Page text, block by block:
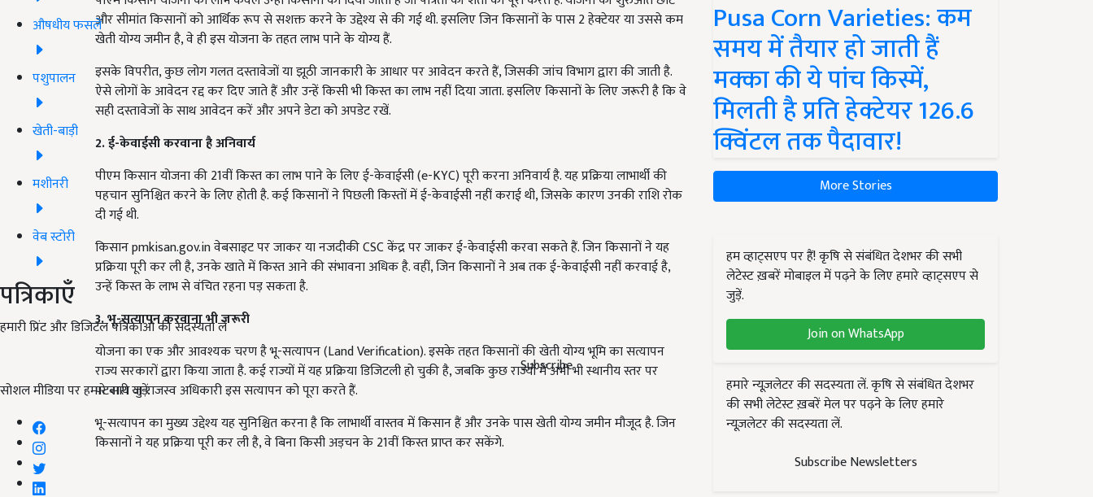
औषधीय फसलें
पशुपालन
खेती-बाड़ी
मशीनरी
वेब स्टोरी
पत्रिकाएँ
हमारी प्रिंट और डिजिटल पत्रिकाओं की सदस्यता लें
Subscribe
सोशल मीडिया पर हमारे साथ जुड़ें:
और सीमांत किसानों को आर्थिक रूप से सशक्त करने के उद्देश्य से की गई थी. इसलिए जिन किसानों के पास 2 हेक्टेयर या उससे कम
खेती योग्य जमीन है, वे ही इस योजना के तहत लाभ पाने के योग्य हैं.
इसके विपरीत, कुछ लोग गलत दस्तावेजों या झूठी जानकारी के आधार पर आवेदन करते हैं, जिसकी जांच विभाग द्वारा की जाती है.
ऐसे लोगों के आवेदन रद्द कर दिए जाते हैं और उन्हें किसी भी किस्त का लाभ नहीं दिया जाता. इसलिए किसानों के लिए जरूरी है कि वे
सही दस्तावेजों के साथ आवेदन करें और अपने डेटा को अपडेट रखें.
2. ई-केवाईसी करवाना है अनिवार्य
पीएम किसान योजना की 21वीं किस्त का लाभ पाने के लिए ई-केवाईसी (e-KYC) पूरी करना अनिवार्य है. यह प्रक्रिया लाभार्थी की
पहचान सुनिश्चित करने के लिए होती है. कई किसानों ने पिछली किस्तों में ई-केवाईसी नहीं कराई थी, जिसके कारण उनकी राशि रोक
दी गई थी.
किसान pmkisan.gov.in वेबसाइट पर जाकर या नजदीकी CSC केंद्र पर जाकर ई-केवाईसी करवा सकते हैं. जिन किसानों ने यह
प्रक्रिया पूरी कर ली है, उनके खाते में किस्त आने की संभावना अधिक है. वहीं, जिन किसानों ने अब तक ई-केवाईसी नहीं करवाई है,
उन्हें किस्त के लाभ से वंचित रहना पड़ सकता है.
3. भू-सत्यापन करवाना भी जरूरी
योजना का एक और आवश्यक चरण है भू-सत्यापन (Land Verification). इसके तहत किसानों की खेती योग्य भूमि का सत्यापन
राज्य सरकारों द्वारा किया जाता है. कई राज्यों में यह प्रक्रिया डिजिटली हो चुकी है, जबकि कुछ राज्यों में अभी भी स्थानीय स्तर पर
पटवारी या राजस्व अधिकारी इस सत्यापन को पूरा करते हैं.
भू-सत्यापन का मुख्य उद्देश्य यह सुनिश्चित करना है कि लाभार्थी वास्तव में किसान हैं और उनके पास खेती योग्य जमीन मौजूद है. जिन
किसानों ने यह प्रक्रिया पूरी कर ली है, वे बिना किसी अड़चन के 21वीं किस्त प्राप्त कर सकेंगे.
Pusa Corn Varieties: कम
समय में तैयार हो जाती हैं
मक्का की ये पांच किस्में,
मिलती है प्रति हेक्टेयर 126.6
क्विंटल तक पैदावार!
More Stories
हम व्हाट्सएप पर हैं! कृषि से संबंधित देशभर की सभी
लेटेस्ट ख़बरें मोबाइल में पढ़ने के लिए हमारे व्हाट्सएप से
जुड़ें.
Join on WhatsApp
हमारे न्यूज़लेटर की सदस्यता लें. कृषि से संबंधित देशभर
की सभी लेटेस्ट ख़बरें मेल पर पढ़ने के लिए हमारे
न्यूज़लेटर की सदस्यता लें.
Subscribe Newsletters